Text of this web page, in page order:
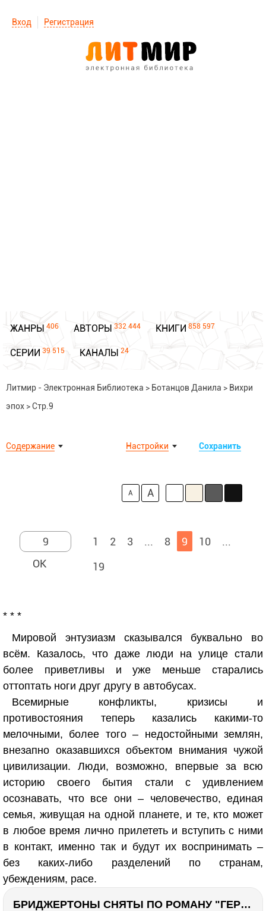
Вход Регистрация
ЖАНРЫ 406 АВТОРЫ 332 444 КНИГИ 858 597
СЕРИИ 39 515 КАНАЛЫ 24
Литмир - Электронная Библиотека > Ботанцов Данила > Вихри
эпох >Стр.9
Содержание Сохранить
Настройки
A A
1 2 3 ... 8 9 10
...
19
* * *
Мировой энтузиазм сказывался буквально во
всём. Казалось, что даже люди на улице стали
более приветливы и уже меньше старались
оттоптать ноги друг другу в автобусах.
Всемирные конфликты, кризисы и
противостояния теперь казались какими-то
мелочными, более того – недостойными землян,
внезапно оказавшихся объектом внимания чужой
цивилизации. Люди, возможно, впервые за всю
историю своего бытия стали с удивлением
осознавать, что все они – человечество, единая
семья, живущая на одной планете, и те, кто может
в любое время лично прилететь и вступить с ними
в контакт, именно так и будут их воспринимать –
без каких-либо разделений по странам,
убеждениям, расе.
БРИДЖЕРТОНЫ СНЯТЫ ПО РОМАНУ "ГЕРЦОГ И Я". Стоит ли читать?